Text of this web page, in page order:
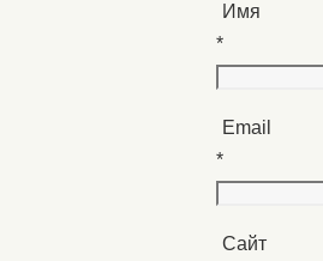
Имя
*
Email
*
Сайт